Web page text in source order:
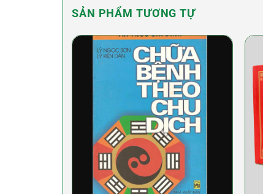
SẢN PHẨM TƯƠNG TỰ